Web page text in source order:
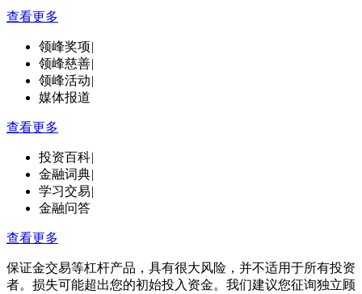
查看更多
领峰奖项|
领峰慈善|
领峰活动|
媒体报道
查看更多
投资百科|
金融词典|
学习交易|
金融问答
查看更多
保证金交易等杠杆产品，具有很大风险，并不适用于所有投资
者。损失可能超出您的初始投入资金。我们建议您征询独立顾